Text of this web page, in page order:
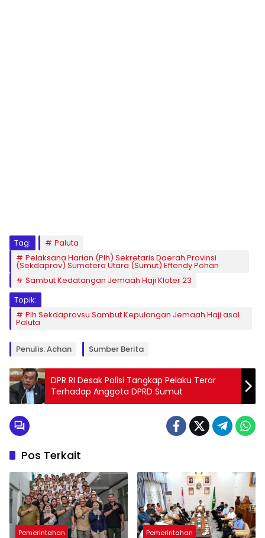
Tag:
Paluta
Pelaksana Harian (Plh) Sekretaris Daerah Provinsi
(Sekdaprov) Sumatera Utara (Sumut) Effendy Pohan
Sambut Kedatangan Jemaah Haji Kloter 23
Topik:
Plh Sekdaprovsu Sambut Kepulangan Jemaah Haji asal
Paluta
Penulis: Achan Sumber Berita
DPR RI Desak Polisi Tangkap Pelaku Teror
Terhadap Anggota DPRD Sumut
Pos Terkait
Pemerintahan Pemerintahan